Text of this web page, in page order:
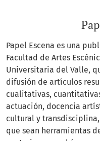
Papel Escena es una
Facultad de Artes
Universitaria del Valle,
difusión de artículos
cualitativas,
actuación, docencia
cultural y
que sean herramientas